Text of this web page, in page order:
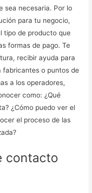
sea necesaria. Por lo
para tu negocio,
tipo de producto que
formas de pago. Te
recibir ayuda para
fabricantes o puntos de
a los operadores,
como: ¿Qué
¿Cómo puedo ver el
el proceso de las
contacto